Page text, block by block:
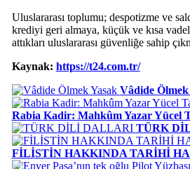
Uluslararası toplumu; despotizme ve
krediyi geri almaya, küçük ve kısa
attıkları uluslararası güvenliğe sahip
Kaynak: https://t24.com.tr/
Vâdide Ölmek
Rabia Kadir: Mahkûm Yazar Yücel
TÜRK
FİLİSTİN HAKKINDA TARİHİ